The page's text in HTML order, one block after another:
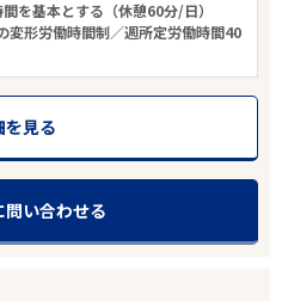
を基本とする（休憩60分/日）
変形労働時間制／週所定労働時間40
を見る
問い合わせる